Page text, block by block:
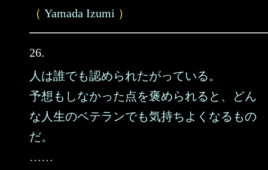
（ Yamada Izumi ）
26.
人は誰でも認められたがっている。
予想もしなかった点を褒められると、どん
な人生のベテランでも気持ちよくなるもの
だ。
……